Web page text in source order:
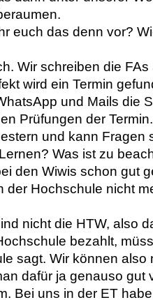
euch das denn vor?
Wir schreiben die
wird ein Termin
und Mails die
Prüfungen der
und kann Fragen
Was ist zu
den Wiwis schon gut
der Hochschule nicht
nicht die HTW, also
bezahlt,
sagt. Wir können also
dafür ja genauso gut
Bei uns in der ET